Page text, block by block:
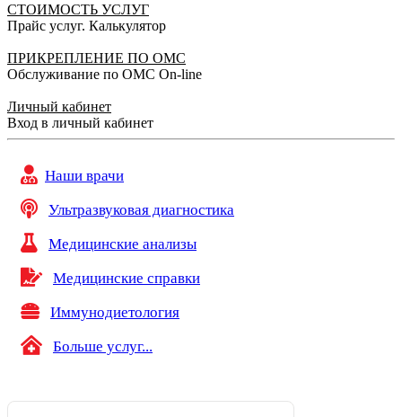
СТОИМОСТЬ УСЛУГ
Прайс услуг. Калькулятор
ПРИКРЕПЛЕНИЕ ПО ОМС
Обслуживание по ОМС On-line
Личный кабинет
Вход в личный кабинет
Наши врачи
Ультразвуковая диагностика
Медицинские анализы
Медицинские справки
Иммунодиетология
Больше услуг...